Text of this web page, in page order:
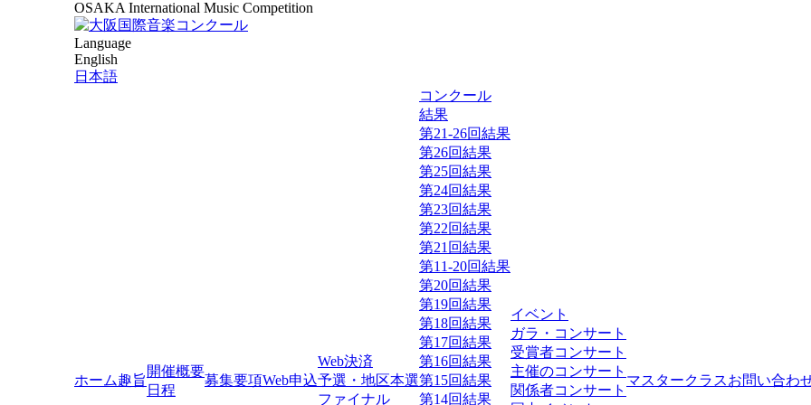
OSAKA International Music Competition
Language
English
日本語
ホーム趣旨
開催概要
日程
募集要項Web申込
Web決済
予選・地区本選
ファイナル
コンクール
結果
第21-26回結果
第26回結果
第25回結果
第24回結果
第23回結果
第22回結果
第21回結果
第11-20回結果
第20回結果
第19回結果
第18回結果
第17回結果
第16回結果
第15回結果
第14回結果
イベント
ガラ・コンサート
受賞者コンサート
主催のコンサート
関係者コンサート
マスタークラスお問い合わ